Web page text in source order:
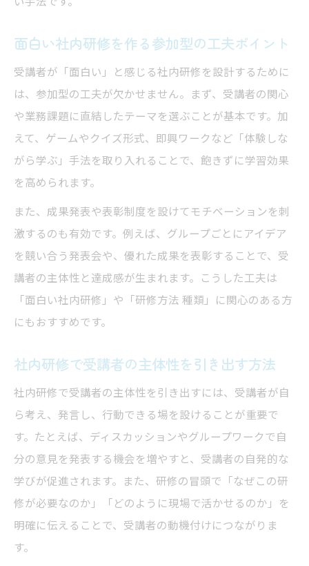
面白い社内研修を作る参加型の工夫ポイント
受講者が「面白い」と感じる社内研修を設計するために
は、参加型の工夫が欠かせません。まず、受講者の関心
や業務課題に直結したテーマを選ぶことが基本です。加
えて、ゲームやクイズ形式、即興ワークなど「体験しな
がら学ぶ」手法を取り入れることで、飽きずに学習効果
を高められます。
また、成果発表や表彰制度を設けてモチベーションを刺
激するのも有効です。例えば、グループごとにアイデア
を競い合う発表会や、優れた成果を表彰することで、受
講者の主体性と達成感が生まれます。こうした工夫は
「面白い社内研修」や「研修方法 種類」に関心のある方
にもおすすめです。
社内研修で受講者の主体性を引き出す方法
社内研修で受講者の主体性を引き出すには、受講者が自
ら考え、発言し、行動できる場を設けることが重要で
す。たとえば、ディスカッションやグループワークで自
分の意見を発表する機会を増やすと、受講者の自発的な
学びが促進されます。また、研修の冒頭で「なぜこの研
修が必要なのか」「どのように現場で活かせるのか」を
明確に伝えることで、受講者の動機付けにつながりま
す。